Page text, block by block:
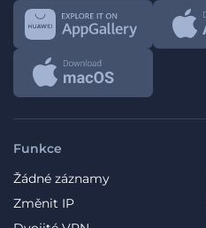
Funkce
Žádné záznamy
Změnit IP